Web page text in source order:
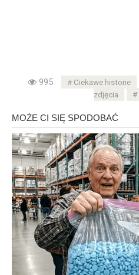
995 Ciekawe historie
zdjęcia